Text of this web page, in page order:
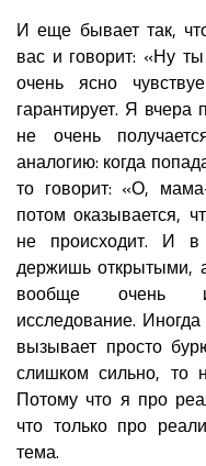
И еще бывает так,
вас и говорит: «Ну
очень ясно
гарантирует. Я вчера
не очень
аналогию: когда
то говорит: «О,
потом оказывается,
не происходит. И в
держишь открытыми,
вообще очень
исследование.
вызывает просто
слишком сильно, то
Потому что я про
что только про
тема.